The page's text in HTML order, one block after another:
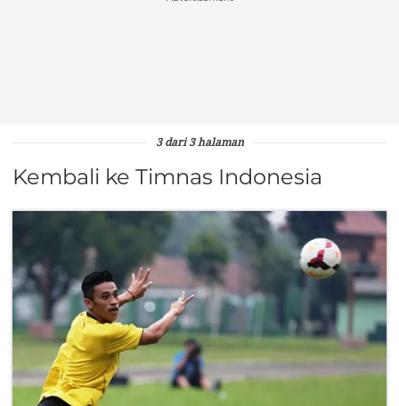
3 dari 3 halaman
Kembali ke Timnas Indonesia